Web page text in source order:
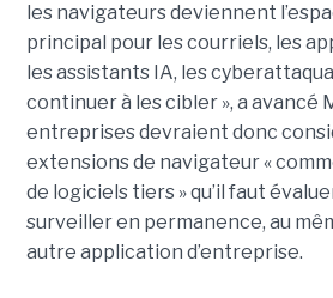
les navigateurs deviennent
principal pour les courriels, les
les assistants IA, les
continuer à les cibler », a avancé
entreprises devraient donc
extensions de navigateur «
de logiciels tiers » qu’il faut
surveiller en permanence, au
autre application d’entreprise.